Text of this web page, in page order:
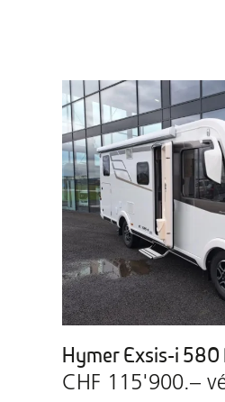
Hymer Exsis-i 580
CHF 115'900.–